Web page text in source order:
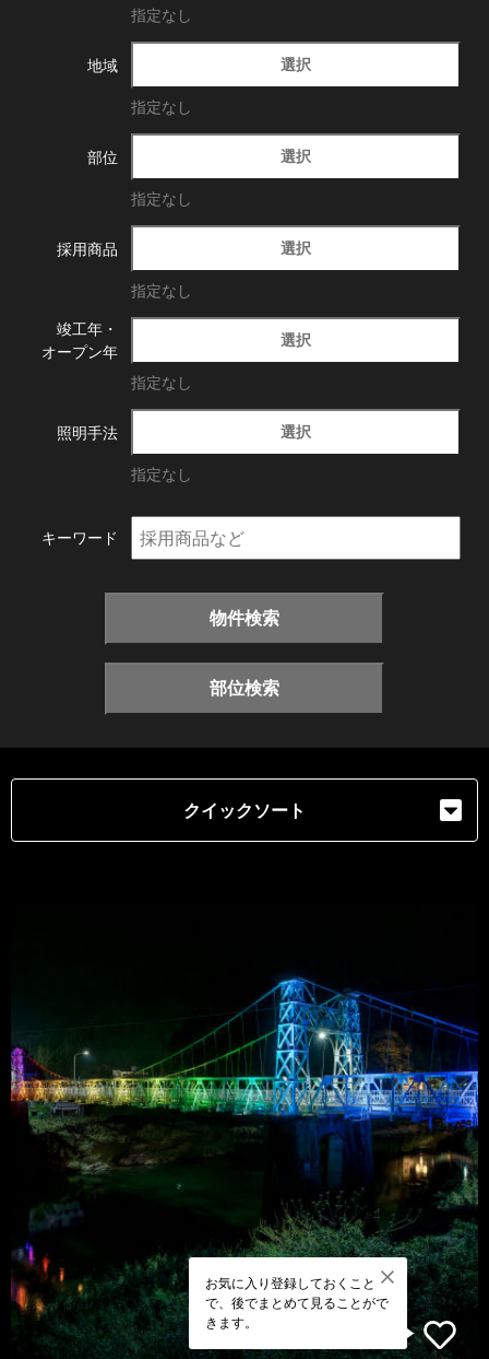
指定なし
地域 選択
指定なし
部位 選択
指定なし
採用商品 選択
指定なし
竣工年・
オープン年
選択
指定なし
照明手法 選択
指定なし
キーワード
物件検索
部位検索
クイックソート
お気に入り登録しておくこと
で、後でまとめて見ることがで
きます。